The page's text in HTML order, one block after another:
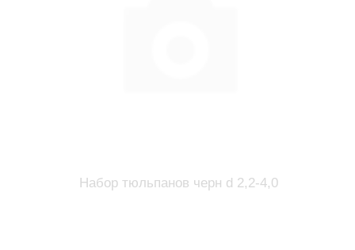
Набор тюльпанов черн d 2,2-4,0